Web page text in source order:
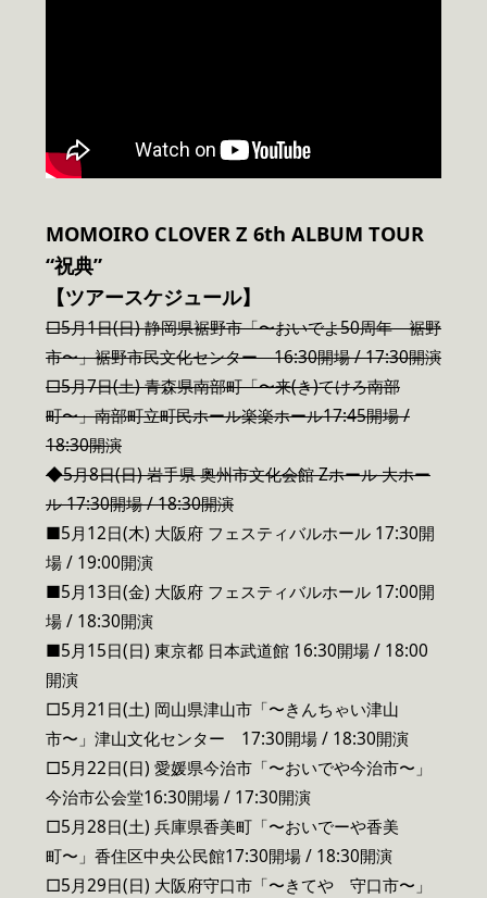
MOMOIRO CLOVER Z 6th ALBUM TOUR
“祝典”
【ツアースケジュール】
□5月1日(日) 静岡県裾野市「〜おいでよ50周年 裾野
市〜」裾野市民文化センター 16:30開場 / 17:30開演
□5月7日(土) 青森県南部町「〜来(き)てけろ南部
町〜」南部町立町民ホール楽楽ホール17:45開場 /
18:30開演
◆5月8日(日) 岩手県 奥州市文化会館 Zホール 大ホー
ル 17:30開場 / 18:30開演
■5月12日(木) 大阪府 フェスティバルホール 17:30開
場 / 19:00開演
■5月13日(金) 大阪府 フェスティバルホール 17:00開
場 / 18:30開演
■5月15日(日) 東京都 日本武道館 16:30開場 / 18:00
開演
□5月21日(土) 岡山県津山市「〜きんちゃい津山
市〜」津山文化センター 17:30開場 / 18:30開演
□5月22日(日) 愛媛県今治市「〜おいでや今治市〜」
今治市公会堂16:30開場 / 17:30開演
□5月28日(土) 兵庫県香美町「〜おいでーや香美
町〜」香住区中央公民館17:30開場 / 18:30開演
□5月29日(日) 大阪府守口市「〜きてや 守口市〜」